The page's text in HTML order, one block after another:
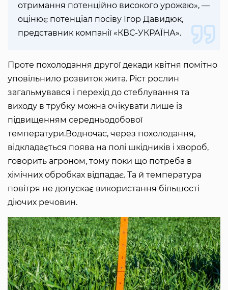
отримання потенційно високого урожаю», ―
оцінює потенціал посіву Ігор Давидюк,
представник компанії «КВС-УКРАЇНА».
Проте похолодання другої декади квітня помітно
уповільнило розвиток жита. Ріст рослин
загальмувався і перехід до стеблування та
виходу в трубку можна очікувати лише із
підвищенням середньодобової
температури.Водночас, через похолодання,
відкладається поява на полі шкідників і хвороб,
говорить агроном, тому поки що потреба в
хімічних обробках відпадає. Та й температура
повітря не допускає використання більшості
діючих речовин.